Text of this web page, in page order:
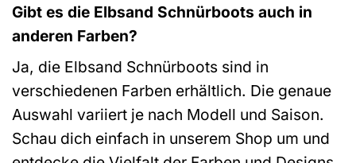
Gibt es die Elbsand Schnürboots auch in
anderen Farben?
Ja, die Elbsand Schnürboots sind in
verschiedenen Farben erhältlich. Die genaue
Auswahl variiert je nach Modell und Saison.
Schau dich einfach in unserem Shop um und